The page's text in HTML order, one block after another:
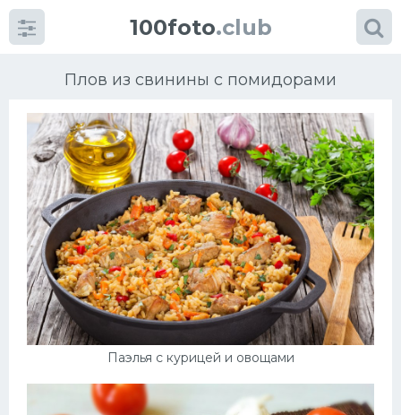
100foto.club
Плов из свинины с помидорами
Паэлья с курицей и овощами
Категориикартинок
Супы
Мясные блюда
Печенье